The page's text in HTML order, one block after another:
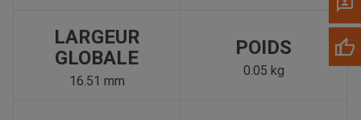
LARGEUR
GLOBALE
16.51 mm
POIDS
0.05 kg